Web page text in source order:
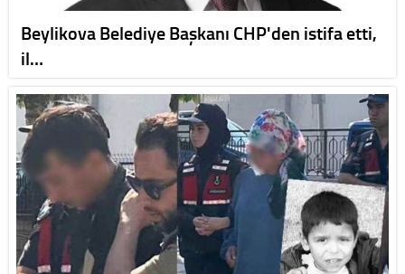
Beylikova Belediye Başkanı CHP'den istifa etti,
il…